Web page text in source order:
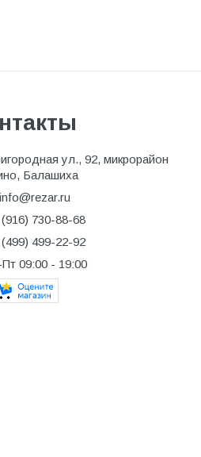
ул., 92, микрорайон
Балашиха
info@rezar.ru
730-88-68
499-22-92
09:00 - 19:00